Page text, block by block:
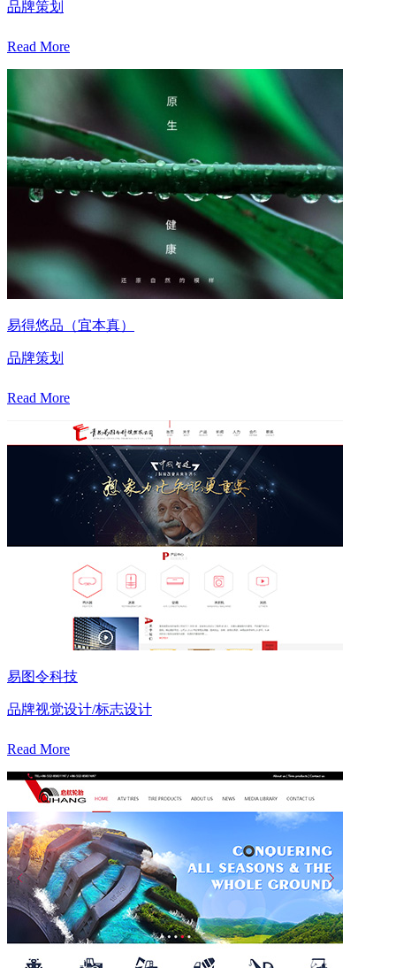
品牌策划
Read More
易得悠品（宜本真）
品牌策划
Read More
易图令科技
品牌视觉设计/标志设计
Read More